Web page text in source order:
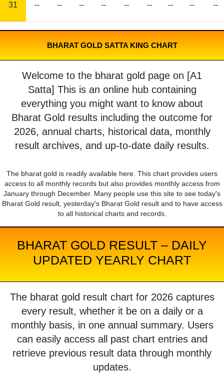
31 -- -- -- -- -- -- -- -- --
BHARAT GOLD SATTA KING CHART
Welcome to the bharat gold page on [A1
Satta] This is an online hub containing
everything you might want to know about
Bharat Gold results including the outcome for
2026, annual charts, historical data, monthly
result archives, and up-to-date daily results.
The bharat gold is readily available here. This chart provides users
access to all monthly records but also provides monthly access from
January through December. Many people use this site to see today's
Bharat Gold result, yesterday's Bharat Gold result and to have access
to all historical charts and records.
BHARAT GOLD RESULT – DAILY
UPDATED YEARLY CHART
The bharat gold result chart for 2026 captures
every result, whether it be on a daily or a
monthly basis, in one annual summary. Users
can easily access all past chart entries and
retrieve previous result data through monthly
updates.